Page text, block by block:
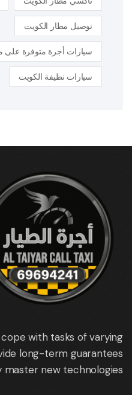
توصيل مطار الكويت
سيارات أجرة متوفرة على
سيارات نظيفة الكويت
with tasks of varying
long-term guarantees
master new technologies.